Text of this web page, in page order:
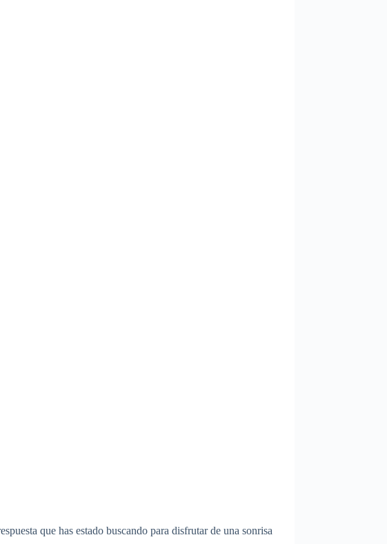
que has estado buscando para disfrutar de una sonrisa